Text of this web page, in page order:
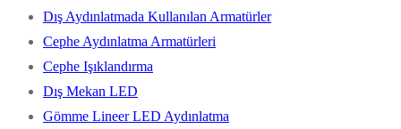
Dış Aydınlatmada Kullanılan Armatürler
Cephe Aydınlatma Armatürleri
Cephe Işıklandırma
Dış Mekan LED
Gömme Lineer LED Aydınlatma